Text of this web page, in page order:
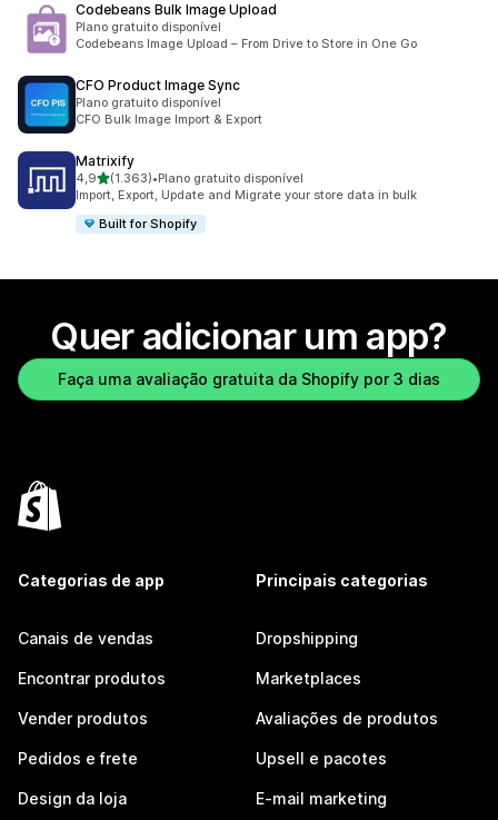
Codebeans Bulk Image Upload
Plano gratuito disponível
Codebeans Image Upload – From Drive to Store in One Go
CFO Product Image Sync
Plano gratuito disponível
CFO Bulk Image Import & Export
Matrixify
4,9de 5 estrelas
(1.363)
1363 avaliações ao todo
•Plano gratuito disponível
Import, Export, Update and Migrate your store data in bulk
Built for Shopify
Quer adicionar um app?
Faça uma avaliação gratuita da Shopify por 3 dias
Categorias de app
Canais de vendas
Encontrar produtos
Vender produtos
Pedidos e frete
Design da loja
Principais categorias
Dropshipping
Marketplaces
Avaliações de produtos
Upsell e pacotes
E-mail marketing